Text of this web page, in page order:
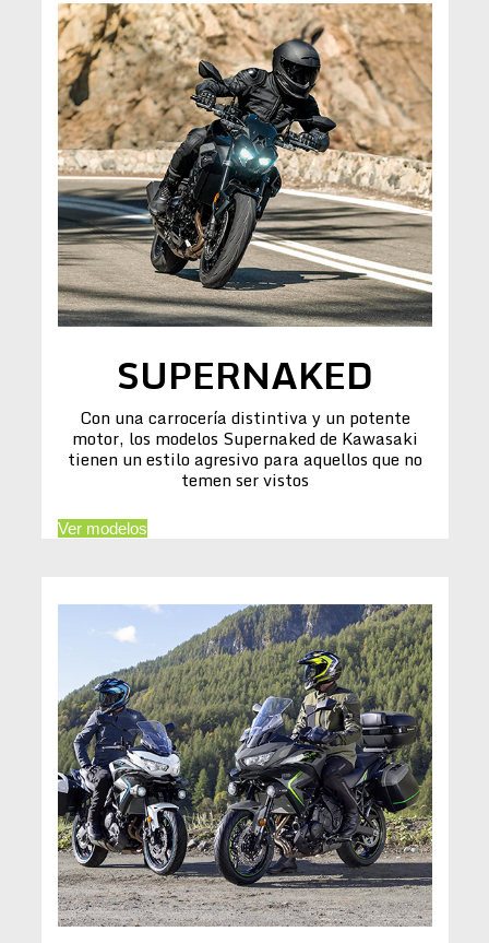
SUPERNAKED
Con una carrocería distintiva y un potente
motor, los modelos Supernaked de Kawasaki
tienen un estilo agresivo para aquellos que no
temen ser vistos
Ver modelos